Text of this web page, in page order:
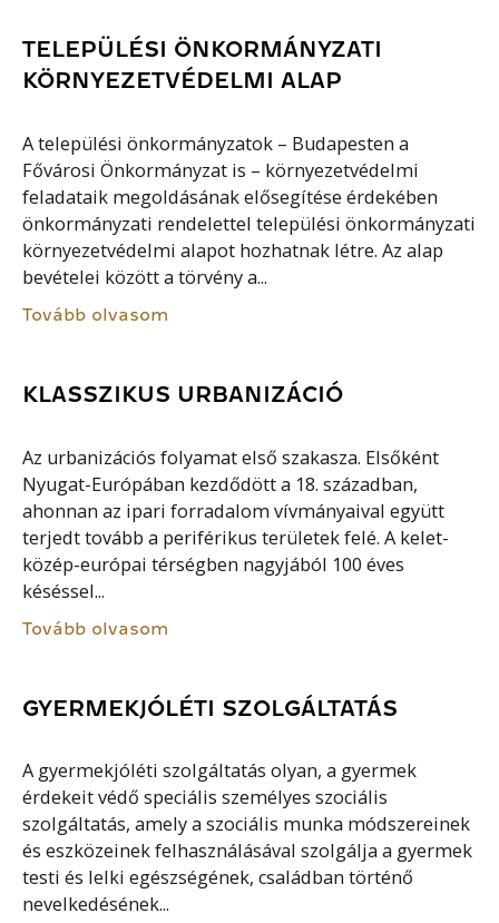
TELEPÜLÉSI ÖNKORMÁNYZATI
KÖRNYEZETVÉDELMI ALAP
A települési önkormányzatok – Budapesten a
Fővárosi Önkormányzat is – környezetvédelmi
feladataik megoldásának elősegítése érdekében
önkormányzati rendelettel települési önkormányzati
környezetvédelmi alapot hozhatnak létre. Az alap
bevételei között a törvény a...
Tovább olvasom
KLASSZIKUS URBANIZÁCIÓ
Az urbanizációs folyamat első szakasza. Elsőként
Nyugat-Európában kezdődött a 18. században,
ahonnan az ipari forradalom vívmányaival együtt
terjedt tovább a periférikus területek felé. A kelet-
közép-európai térségben nagyjából 100 éves
késéssel...
Tovább olvasom
GYERMEKJÓLÉTI SZOLGÁLTATÁS
A gyermekjóléti szolgáltatás olyan, a gyermek
érdekeit védő speciális személyes szociális
szolgáltatás, amely a szociális munka módszereinek
és eszközeinek felhasználásával szolgálja a gyermek
testi és lelki egészségének, családban történő
nevelkedésének...